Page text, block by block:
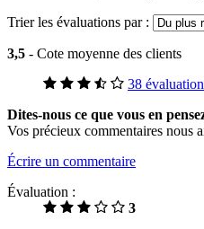
Trier les évaluations par :
3,5 - Cote moyenne des clients
38
Dites-nous ce que vous en
Vos précieux commentaires nous
Écrire un commentaire
Évaluation :
3